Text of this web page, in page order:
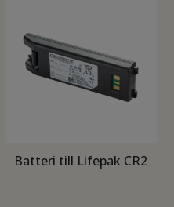
Batteri till Lifepak CR2